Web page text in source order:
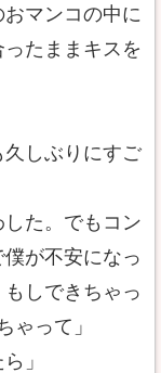
おマンコの中に
たままキスを
久しぶりにすご
た。でもコン
が不安になっ
しできちゃっ
ゃって」
」